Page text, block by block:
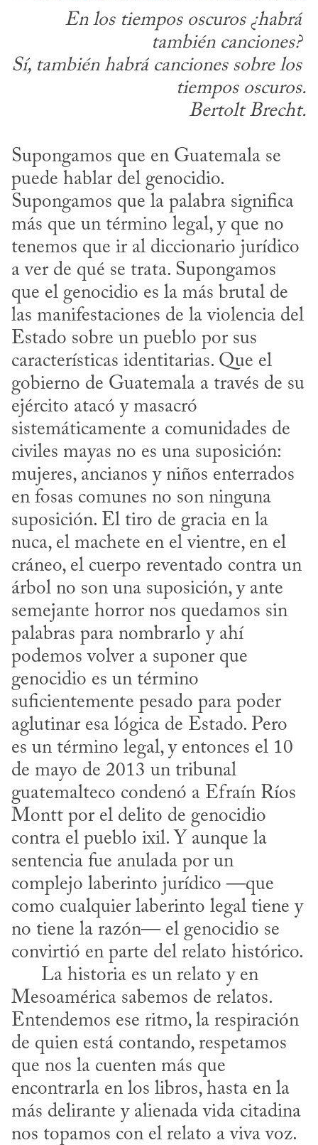
En los tiempos oscuros ¿habrá
también canciones?
Sí, también habrá canciones sobre los
tiempos oscuros.
Bertolt Brecht.
Supongamos que en Guatemala se
puede hablar del genocidio.
Supongamos que la palabra significa
más que un término legal, y que no
tenemos que ir al diccionario jurídico
a ver de qué se trata. Supongamos
que el genocidio es la más brutal de
las manifestaciones de la violencia del
Estado sobre un pueblo por sus
características identitarias. Que el
gobierno de Guatemala a través de su
ejército atacó y masacró
sistemáticamente a comunidades de
civiles mayas no es una suposición:
mujeres, ancianos y niños enterrados
en fosas comunes no son ninguna
suposición. El tiro de gracia en la
nuca, el machete en el vientre, en el
cráneo, el cuerpo reventado contra un
árbol no son una suposición, y ante
semejante horror nos quedamos sin
palabras para nombrarlo y ahí
podemos volver a suponer que
genocidio es un término
suficientemente pesado para poder
aglutinar esa lógica de Estado. Pero
es un término legal, y entonces el 10
de mayo de 2013 un tribunal
guatemalteco condenó a Efraín Ríos
Montt por el delito de genocidio
contra el pueblo ixil. Y aunque la
sentencia fue anulada por un
complejo laberinto jurídico —que
como cualquier laberinto legal tiene y
no tiene la razón— el genocidio se
convirtió en parte del relato histórico.
Mesoamérica sabemos de relatos.
Entendemos ese ritmo, la respiración
de quien está contando, respetamos
que nos la cuenten más que
encontrarla en los libros, hasta en la
más delirante y alienada vida citadina
nos topamos con el relato a viva voz.